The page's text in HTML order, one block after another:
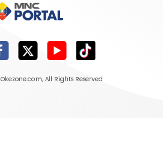
Okezone.com, All Rights Reserved